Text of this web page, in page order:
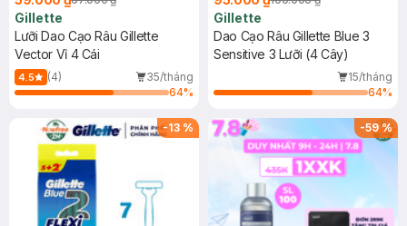
Gillette
Lưỡi Dao Cạo Râu Gillette
Vector Vỉ 4 Cái
4.5 (4)
35/tháng
64%
Gillette
Dao Cạo Râu Gillette Blue 3
Sensitive 3 Lưỡi (4 Cây)
15/tháng
64%
-13 % -59%